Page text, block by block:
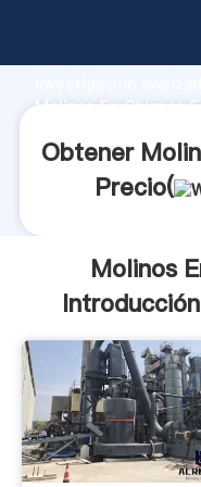
fuerte capacidad de
Molinos En Chiapas
Obtener
Precio(
Molinos